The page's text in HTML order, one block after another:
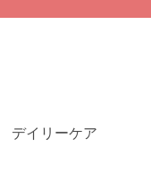
デイリーケア